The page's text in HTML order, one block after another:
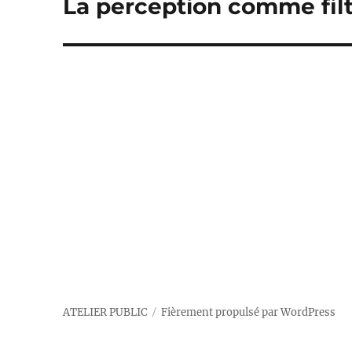
La perception comme
ATELIER PUBLIC Fièrement propulsé par WordPress